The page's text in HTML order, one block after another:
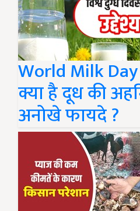
World Milk
क्या है दूध की
अनोखे फायदे ?